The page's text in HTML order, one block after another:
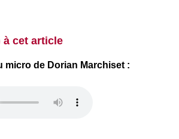
à cet article
micro de Dorian Marchiset :